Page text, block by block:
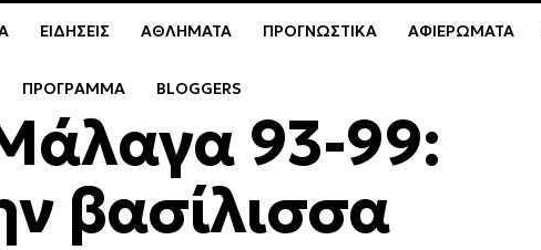
ΕΙΔΗΣΕΙΣ ΑΘΛΗΜΑΤΑ ΠΡΟΓΝΩΣΤΙΚΑ ΑΦΙΕΡΩΜΑΤΑ
ΠΡΟΓΡΑΜΜΑ BLOGGERS
93-99:
βασίλισσα